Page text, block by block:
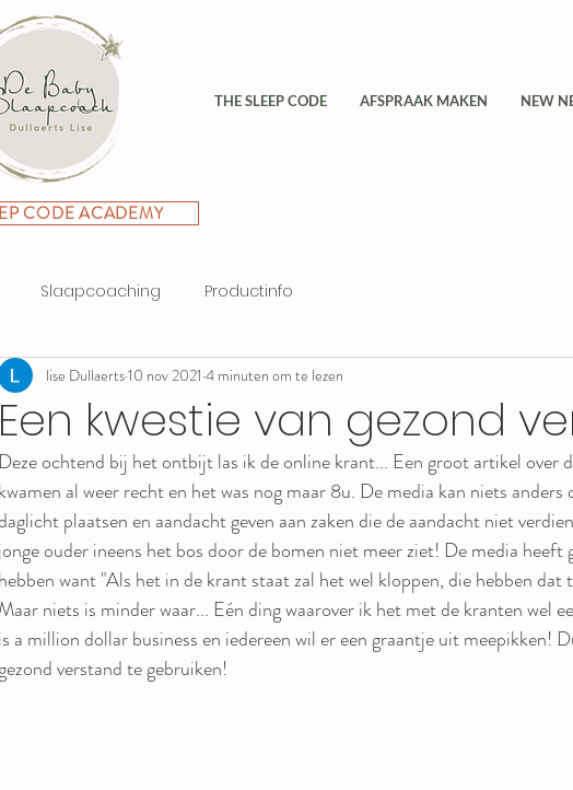
THE SLEEP CODE AFSPRAAK MAKEN NEW
CODE ACADEMY
Slaapcoaching Productinfo
Een kwestie van gezond
lise Dullaerts10 nov 2021 4 minuten om te lezen
Deze ochtend bij het ontbijt las ik de online krant... Een groot artikel over
kwamen al weer recht en het was nog maar 8u. De media kan niets anders
plaatsen en aandacht geven aan zaken die de aandacht niet
jonge ouder ineens het bos door de bomen niet meer ziet! De media heeft
hebben want "Als het in de krant staat zal het wel kloppen, die hebben dat
Maar niets is minder waar... Eén ding waarover ik het met de kranten wel
is a million dollar business en iedereen wil er een graantje uit meepikken!
verstand te gebruiken!